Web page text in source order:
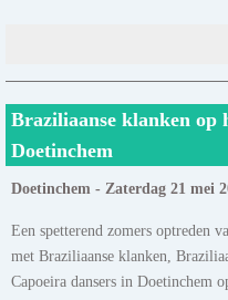
Braziliaanse klanken op
Doetinchem
Doetinchem - Zaterdag 21 mei
Een spetterend zomers optreden
met Braziliaanse klanken,
Capoeira dansers in Doetinchem